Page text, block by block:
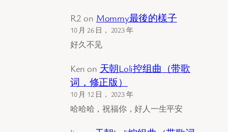
R2 on Mommy最後的樣子
10 月 26 日， 2023 年
好久不见
Ken on 天朝Loli控组曲（带歌
词，修正版）
10 月 12 日， 2023 年
哈哈哈，祝福你，好人一生平安